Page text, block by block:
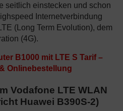
seitlich einstecken und schon
Internetverbindung
(Long Term Evolution), dem
(4G).
B1000 mit LTE S Tarif –
Onlinebestellung
Vodafone LTE WLAN
Huawei B390S-2)